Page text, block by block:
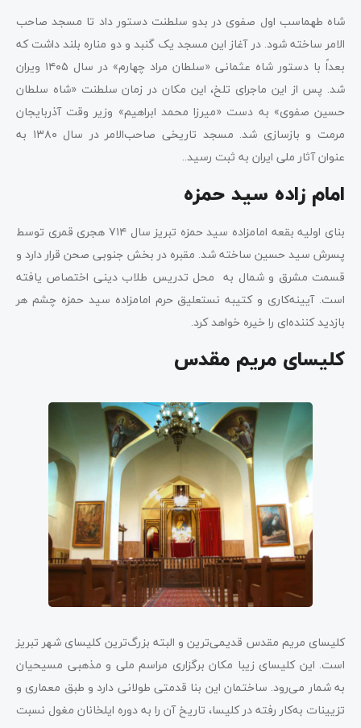
شاه طهماسب اول صفوی در بدو سلطنت دستور داد تا مسجد صاحب
الامر ساخته شود. در آغاز این مسجد یک گنبد و دو مناره بلند داشت که
بعداً با دستور شاه عثمانی «سلطان مراد چهارم» در سال ۱۴۰۵ ویران
شد. پس از این ماجرای تلخ، این مکان در زمان سلطنت «شاه سلطان
حسین صفوی» به دست «میرزا محمد ابراهیم» وزیر وقت آذربایجان
مرمت و بازسازی شد. مسجد تاریخی صاحب‌الامر در سال ۱۳۸۰ به
عنوان آثار ملی ایران به ثبت رسید..
امام زاده سید حمزه
بنای اولیه بقعه امامزاده سید حمزه تبریز سال ۷۱۴ هجری قمری توسط
پسرش سید حسین ساخته شد. مقبره در بخش جنوبی صحن قرار دارد و
قسمت مشرق و شمال به محل تدریس طلاب دینی اختصاص یافته
است. آیینه‌کاری و کتیبه‌ نستعلیق حرم امامزاده سید حمزه چشم هر
بازدید کننده‌ای را خیره خواهد کرد.
کلیسای مریم مقدس
کلیسای مریم مقدس قدیمی‌ترین و البته بزرگ‌ترین کلیسای شهر تبریز
است. این کلیسای زیبا مکان برگزاری مراسم ملی و مذهبی مسیحیان
به شمار می‌رود. ساختمان این بنا قدمتی طولانی دارد و طبق معماری و
تزیینات به‌کار رفته در کلیسا، تاریخ آن را به دوره ایلخانان مغول نسبت